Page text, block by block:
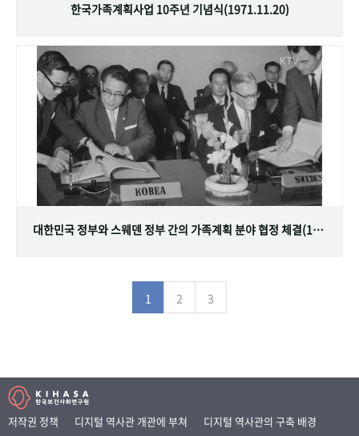
한국가족계획사업 10주년 기념식(1971.11.20)
대한민국 정부와 스웨덴 정부 간의 가족계획 분야 협정 체결(1968.07.12)
1 2 3
저작권 정책 디지털 역사관 개관에 부쳐
디지털 역사관의 구축 배경